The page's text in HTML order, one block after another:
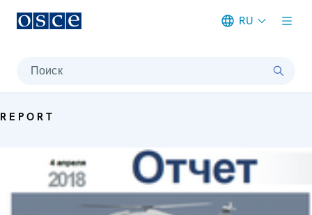
RU
Поиск
REPORT